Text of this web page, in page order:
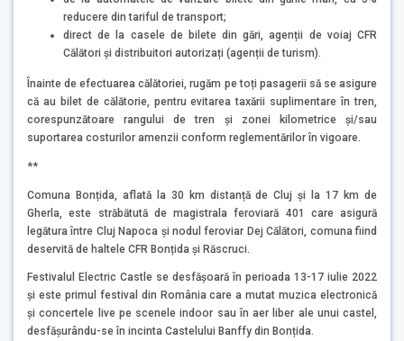
reducere din tariful de transport;
direct de la casele de bilete din gări, agenții de voiaj CFR
Călători și distribuitori autorizați (agenții de turism).
Înainte de efectuarea călătoriei, rugăm pe toți pasagerii să se asigure
că au bilet de călătorie, pentru evitarea taxării suplimentare în tren,
corespunzătoare rangului de tren și zonei kilometrice și/sau
suportarea costurilor amenzii conform reglementărilor în vigoare.
**
Comuna Bonțida, aflată la 30 km distanță de Cluj și la 17 km de
Gherla, este străbătută de magistrala feroviară 401 care asigură
legătura între Cluj Napoca și nodul feroviar Dej Călători, comuna fiind
deservită de haltele CFR Bonțida și Răscruci.
Festivalul Electric Castle se desfășoară în perioada 13-17 iulie 2022
și este primul festival din România care a mutat muzica electronică
și concertele live pe scenele indoor sau în aer liber ale unui castel,
desfășurându-se în incinta Castelului Banffy din Bonțida.